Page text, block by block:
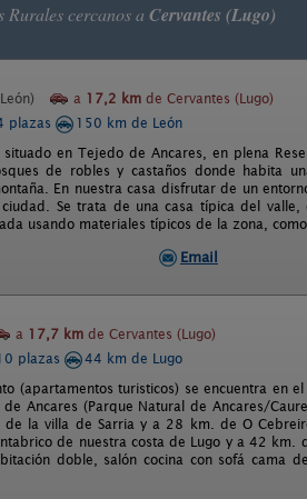
Rurales cercanos a Cervantes (Lugo)
a 17,2 km de Cervantes (Lugo)
plazas
150 km de León
en Tejedo de Ancares, en plena
de robles y castaños donde habita
En nuestra casa disfrutar de un
Se trata de una casa típica del
usando materiales típicos de la zona,
Email
a 17,7 km de Cervantes (Lugo)
plazas
44 km de Lugo
(apartamentos turisticos) se encuentra en
Ancares (Parque Natural de Ancares/
de la villa de Sarria y a 28 km. de O
de nuestra costa de Lugo y a 42 km.
doble, salón cocina con sofá cama